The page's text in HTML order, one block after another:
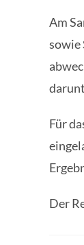
Am
sowie
Für
Der